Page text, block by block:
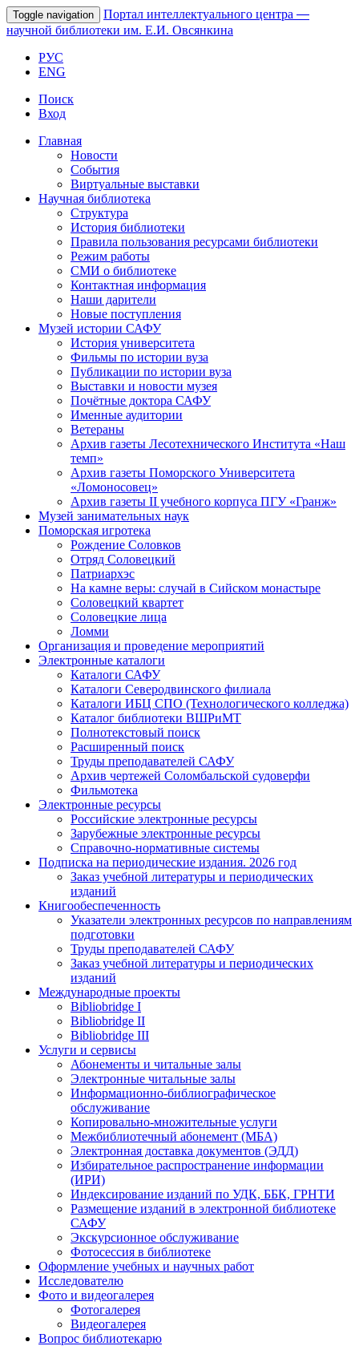
Toggle navigation Портал интеллектуального центра —
научной библиотеки им. Е.И. Овсянкина
РУС
ENG
Поиск
Вход
Главная
Новости
События
Виртуальные выставки
Научная библиотека
Структура
История библиотеки
Правила пользования ресурсами библиотеки
Режим работы
СМИ о библиотеке
Контактная информация
Наши дарители
Новые поступления
Музей истории САФУ
История университета
Фильмы по истории вуза
Публикации по истории вуза
Выставки и новости музея
Почётные доктора САФУ
Именные аудитории
Ветераны
Архив газеты Лесотехнического Института «Наш
темп»
Архив газеты Поморского Университета
«Ломоносовец»
Архив газеты II учебного корпуса ПГУ «Гранж»
Музей занимательных наук
Поморская игротека
Рождение Соловков
Отряд Соловецкий
Патриархэс
На камне веры: случай в Сийском монастыре
Соловецкий квартет
Соловецкие лица
Ломми
Организация и проведение мероприятий
Электронные каталоги
Каталоги САФУ
Каталоги Северодвинского филиала
Каталоги ИБЦ СПО (Технологического колледжа)
Каталог библиотеки ВШРиМТ
Полнотекстовый поиск
Расширенный поиск
Труды преподавателей САФУ
Архив чертежей Соломбальской судоверфи
Фильмотека
Электронные ресурсы
Российские электронные ресурсы
Зарубежные электронные ресурсы
Справочно-нормативные системы
Подписка на периодические издания. 2026 год
Заказ учебной литературы и периодических
изданий
Книгообеспеченность
Указатели электронных ресурсов по направлениям
подготовки
Труды преподавателей САФУ
Заказ учебной литературы и периодических
изданий
Международные проекты
Bibliobridge I
Bibliobridge II
Bibliobridge III
Услуги и сервисы
Абонементы и читальные залы
Электронные читальные залы
Информационно-библиографическое
обслуживание
Копировально-множительные услуги
Межбиблиотечный абонемент (МБА)
Электронная доставка документов (ЭДД)
Избирательное распространение информации
(ИРИ)
Индексирование изданий по УДК, ББК, ГРНТИ
Размещение изданий в электронной библиотеке
САФУ
Экскурсионное обслуживание
Фотосессия в библиотеке
Оформление учебных и научных работ
Исследователю
Фото и видеогалерея
Фотогалерея
Видеогалерея
Вопрос библиотекарю